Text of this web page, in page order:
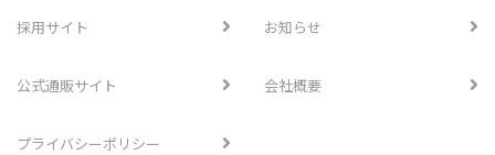
採用サイト お知らせ
公式通販サイト 会社概要
プライバシーポリシー